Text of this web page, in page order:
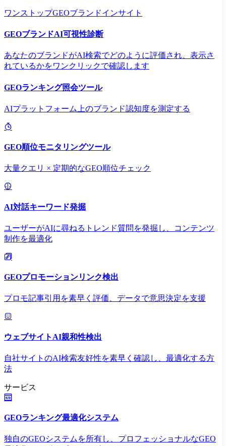
ワンストップGEOブランドインサイト
GEOブランドAI可視性診断
あなたのブランドがAI検索でどのように評価され、表示さ
れているかをワンクリックで確認します
GEOランキング照会ツール
AIプラットフォーム上のブランド認知度を測定する
GEO順位モニタリングツール
大量クエリ × 定期的なGEO順位チェック
AI対話キーワード発掘
ユーザーがAIに尋ねるトレンド質問を発掘し、コンテンツ
制作を最適化
GEOプロモーションリンク検出
プロモ記事引用を素早く評価、データで意思決定を支援
ウェブサイトAI親和性検出
自社サイトのAI検索友好性を素早く確認し、最適化する方
法
サービス
GEOランキング最適化システム
独自のGEOシステムを所有し、プロフェッショナルなGEO